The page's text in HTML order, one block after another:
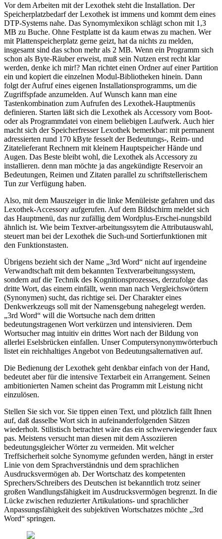
Vor dem Arbeiten mit der Lexothek steht die Installation. Der
Speicherplatzbedarf der Lexothek ist immens und kommt dem eines
DTP-Systems nahe. Das Synomymlexikon schlägt schon mit 1,3
MB zu Buche. Ohne Festplatte ist da kaum etwas zu machen. Wer
mit Plattenspeicherplatz gerne geizt, hat da nichts zu melden,
insgesamt sind das schon mehr als 2 MB. Wenn ein Programm sich
schon als Byte-Räuber erweist, muß sein Nutzen erst recht klar
werden, denke ich mir!? Man richtet einen Ordner auf einer Partition
ein und kopiert die einzelnen Modul-Bibliotheken hinein. Dann
folgt der Aufruf eines eigenen Installationsprogramms, um die
Zugriffspfade anzumelden. Auf Wunsch kann man eine
Tastenkombination zum Aufrufen des Lexothek-Hauptmenüs
definieren. Starten läßt sich die Lexothek als Accessory vom Boot-
oder als Programmdatei von einem beliebigen Laufwerk. Auch hier
macht sich der Speicherfresser Lexothek bemerkbar: mit permanent
adressierten rund 170 kByte fesselt der Bedeutungs-, Reim- und
Zitatelieferant Rechnern mit kleinem Hauptspeicher Hände und
Augen. Das Beste bleibt wohl, die Lexothek als Accessory zu
installieren. denn man möchte ja das angekündigte Reservoir an
Bedeutungen, Reimen und Zitaten parallel zu schriftstellerischem
Tun zur Verfügung haben.
Also, mit dem Mauszeiger in die linke Menüleiste gefahren und das
Lexothek-Accessory aufgerufen. Auf dem Bildschirm meldet sich
das Hauptmenü, das nur zufällig dem Wordplus-Erschei-nungsbild
ähnlich ist. Wie beim Textver-arbeitungssytem die Attributauswahl,
steuert man bei der Lexothek die Such-und Sortierfunktionen mit
den Funktionstasten.
Übrigens bezieht sich der Name „3rd Word“ nicht auf irgendeine
Verwandtschaft mit dem bekannten Textverarbeitungssystem,
sondern auf die Technik des Kognitionsprozesses, derzufolge das
dritte Wort, das einem einfällt, wenn man nach Vergleichswörtern
(Synonymen) sucht, das richtige sei. Der Charakter eines
Denkwerkzeugs soll mit der Namensgebung nahegelegt werden.
„3rd Word“ will die Wortsuche nach dem dritten
bedeutungstragenen Wort verkürzen und intensivieren. Dem
Wortsucher mag intuitiv ein drittes Wort nach der Bildung von
allerlei Eselsbrücken einfallen. Unser Computersynonymwörterbuch
listet ein reichhaltiges Angebot von Bedeutungsalternativen auf.
Die Bedienung der Lexothek geht denkbar einfach von der Hand,
bedeutet aber für die intensive Textarbeit ein Arrangement. Seinen
ambitionierten Namen scheint das Programm mit Leistung nicht
einzulösen.
Stellen Sie sich vor. Sie tippen einen Text, und plötzlich fällt Ihnen
auf, daß dasselbe Wort sich in aufeinanderfolgenden Sätzen
wiederholt. Stilistisch betrachtet wäre das ein schwerwiegender faux
pas. Meistens versucht man diesen mit dem Assoziieren
bedeutungsgleicher Wörter zu vermeiden. Mit welcher
Treffsicherheit solche Synomyme gefunden werden, hängt in erster
Linie von dem Sprachverständnis und dem sprachlichen
Ausdrucksvermögen ab. Der Wortschatz des kompetenten
Sprechers/Schreibers des Deutschen ist bekanntlich trotz seiner
großen Wandlungsfähigkeit im Ausdrucksvermögen begrenzt. In die
Lücke zwischen reduzierter Artikulations- und sprachlicher
Anpassungsfähigkeit des subjektiven Wortschatzes möchte „3rd
Word“ springen.